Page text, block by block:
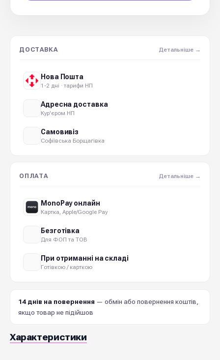
ДОСТАВКА Детальніше →
Нова Пошта
1-2 дні · тарифи НП
Адресна доставка
Кур'єром НП
Самовивіз
Софіївська Борщагівка
ОПЛАТА Детальніше →
MonoPay онлайн
Картка, Apple/Google Pay
Безготівка
Для ФОП та ТОВ
При отриманні на складі
Готівкою / карткою
14 днів на повернення — обмін або повернення коштів,
якщо товар не підійшов
Характеристики